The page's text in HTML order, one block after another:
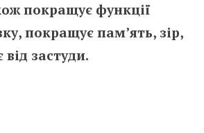
покращує функції
покращує пам’ять, зір,
від застуди.